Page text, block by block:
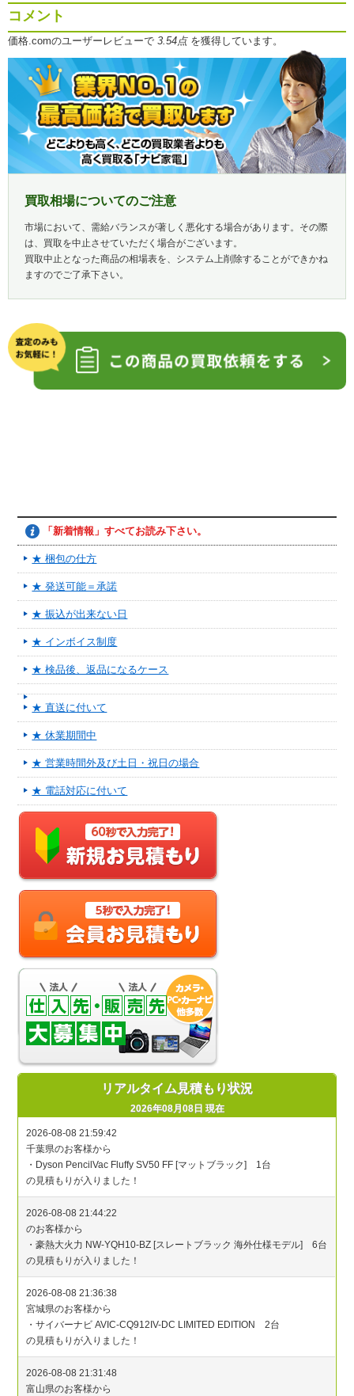
コメント
価格.comのユーザーレビューで 3.54点を獲得しています。
買取相場についてのご注意
市場において、需給バランスが著しく悪化する場合があります。その際
は、買取を中止させていただく場合がございます。
買取中止となった商品の相場表を、システム上削除することができかね
ますのでご了承下さい。
「新着情報」すべてお読み下さい。
★ 梱包の仕方
★ 発送可能＝承諾
★ 振込が出来ない日
★ インボイス制度
★ 検品後、返品になるケース
★ 直送に付いて
★ 休業期間中
★ 営業時間外及び土日・祝日の場合
★ 電話対応に付いて
リアルタイム見積もり状況
2026年08月08日 現在